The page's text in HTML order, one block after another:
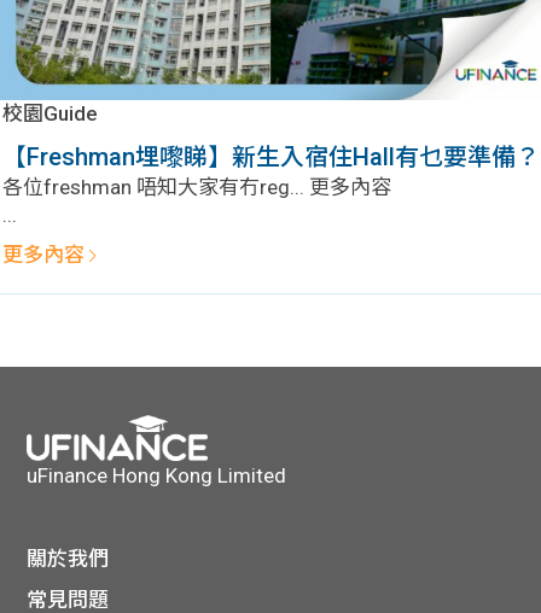
機
de
學生
貸款
校園Guide
【Freshman埋嚟睇】新生入宿住Hall有乜要準備？
各位freshman 唔知大家有冇reg... 更多內容
...
更多內容
uFinance Hong Kong Limited
關於我們
常見問題